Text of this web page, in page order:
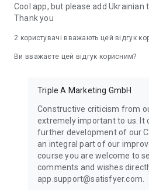
Cool app, but please add Ukrainian
Thank you
2 користувачі вважають цей відгук
Ви вважаєте цей відгук корисним?
Triple A Marketing GmbH
Constructive criticism from
extremely important to us. It
further development of our
an integral part of our
course you are welcome to
comments and wishes
app.support@satisfyer.com.